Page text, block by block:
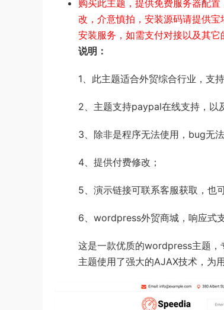
购买此主题，提供免费服务器配
改，介意慎拍，安装源码请提供
安装服务，如需支付对接以及其它
说明：
1、此主题适合外贸综合行业，支
2、主题支持paypal在线支持，以
3、除非是程序无法使用，bug无
4、提供付费修改；
5、演示链接可联系客服获取，也
6、wordpress外贸商城，响应式
这是一款优质的wordpress主题​
主题使用了强大的AJAX技术​，为